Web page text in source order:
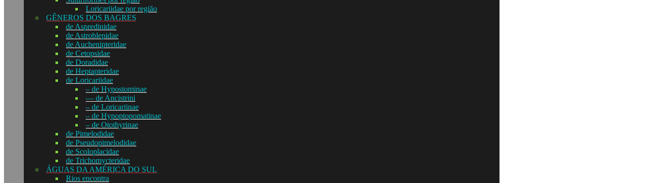
Loricariidae por região
GÊNEROS DOS BAGRES
de Aspredinidae
de Astroblepidae
de Auchenipteridae
de Cetopsidae
de Doradidae
de Heptapteridae
de Loricariidae
– de Hypostominae
— de Ancistrini
– de Loricariinae
– de Hypoptopomatinae
– de Otothyrinae
de Pimelodidae
de Pseudopimelodidae
de Scoloplacidae
de Trichomycteridae
ÁGUAS DA AMÉRICA DO SUL
Rios encontra